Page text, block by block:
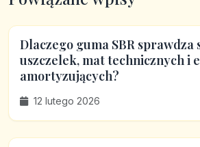
Dlaczego guma SBR
uszczelek, mat technicznych i
amortyzujących?
12 lutego 2026